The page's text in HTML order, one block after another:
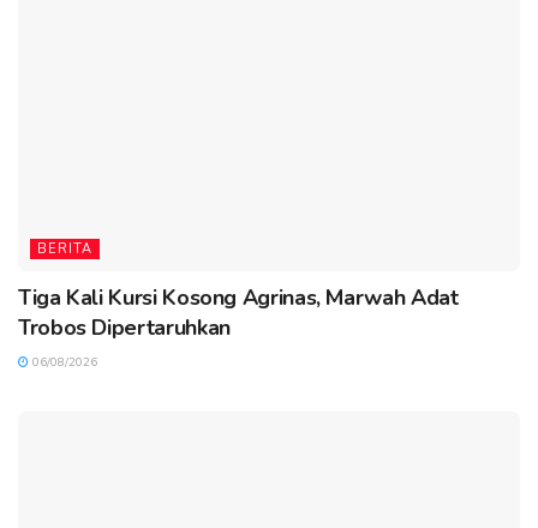
BERITA
Tiga Kali Kursi Kosong Agrinas, Marwah Adat
Trobos Dipertaruhkan
06/08/2026